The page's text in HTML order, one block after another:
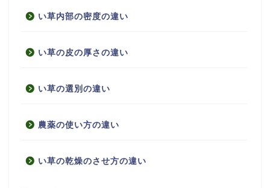
い草内部の密度の違い
い草の皮の厚さの違い
い草の選別の違い
農薬の使い方の違い
い草の乾燥のさせ方の違い